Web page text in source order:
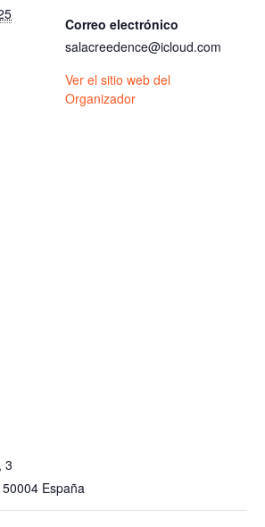
Correo electrónico
salacreedence@icloud.com
Ver el sitio web del
Organizador
3
50004 España